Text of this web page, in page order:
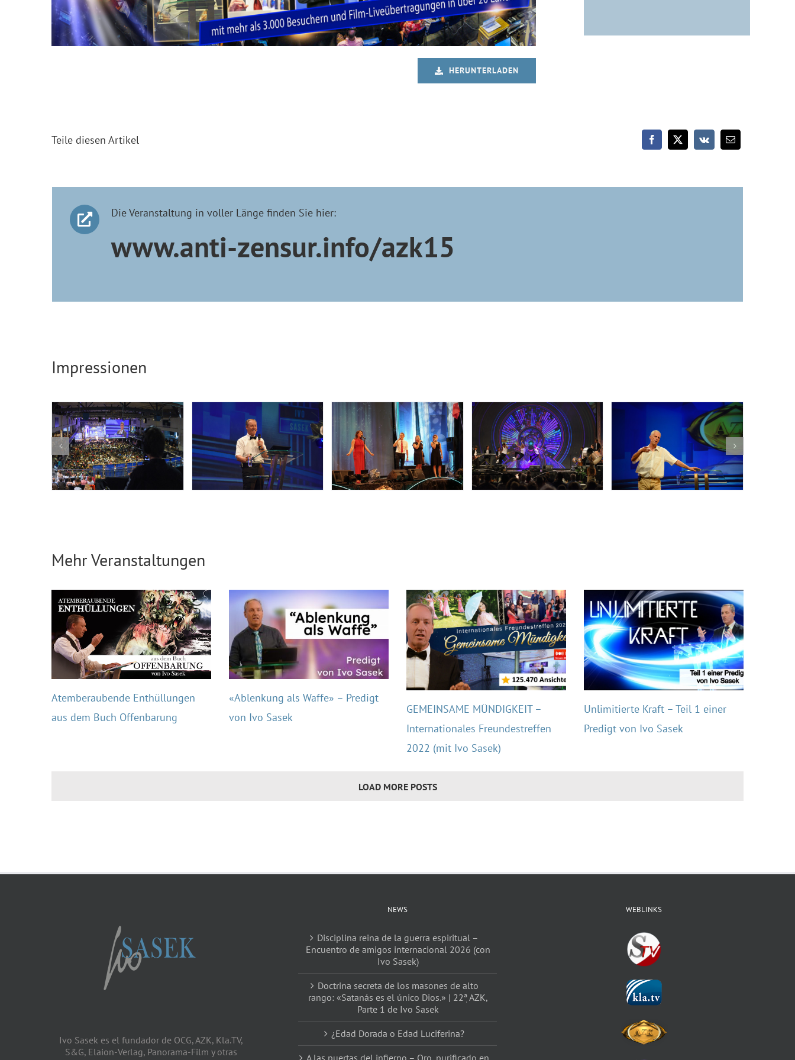
HERUNTERLADEN
Teile diesen Artikel
Die Veranstaltung in voller Länge finden Sie hier:
www.anti-zensur.info/azk15
Impressionen
Mehr Veranstaltungen
Atemberaubende Enthüllungen
aus dem Buch Offenbarung
«Ablenkung als Waffe» – Predigt
von Ivo Sasek
GEMEINSAME MÜNDIGKEIT –
Internationales Freundestreffen
2022 (mit Ivo Sasek)
Unlimitierte Kraft – Teil 1 einer
Predigt von Ivo Sasek
LOAD MORE POSTS
Ivo Sasek es el fundador de OCG, AZK, Kla.TV,
S&G, Elaion-Verlag, Panorama-Film y otras
NEWS
Disciplina reina de la guerra espiritual –
Encuentro de amigos internacional 2026 (con
Ivo Sasek)
Doctrina secreta de los masones de alto
rango: «Satanás es el único Dios.» | 22ٖª AZK,
Parte 1 de Ivo Sasek
¿Edad Dorada o Edad Luciferina?
A las puertas del infierno – Oro, purificado en
WEBLINKS